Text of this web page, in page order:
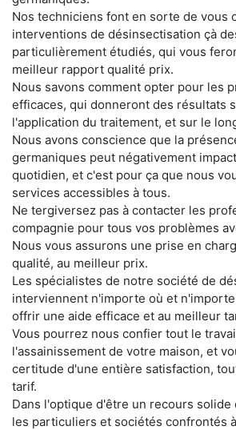
Nos techniciens font en sorte de vous
interventions de désinsectisation çà
particulièrement étudiés, qui vous
meilleur rapport qualité prix.
Nous savons comment opter pour les
efficaces, qui donneront des résultats
l'application du traitement, et sur le
Nous avons conscience que la
germaniques peut négativement
quotidien, et c'est pour ça que nous
services accessibles à tous.
Ne tergiversez pas à contacter les
compagnie pour tous vos problèmes
Nous vous assurons une prise en
qualité, au meilleur prix.
Les spécialistes de notre société de
interviennent n'importe où et
offrir une aide efficace et au meilleur
Vous pourrez nous confier tout le
l'assainissement de votre maison, et
certitude d'une entière satisfaction,
tarif.
Dans l'optique d'être un recours solide
les particuliers et sociétés confrontés